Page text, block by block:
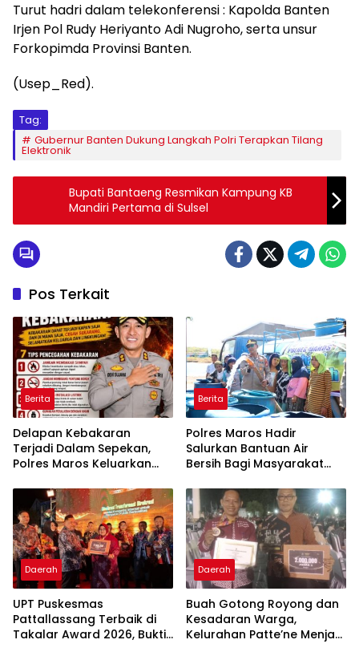
Turut hadri dalam telekonferensi : Kapolda Banten
Irjen Pol Rudy Heriyanto Adi Nugroho, serta unsur
Forkopimda Provinsi Banten.
(Usep_Red).
Tag:
Gubernur Banten Dukung Langkah Polri Terapkan Tilang
Elektronik
Bupati Bantaeng Resmikan Kampung KB
Mandiri Pertama di Sulsel
Pos Terkait
Berita
Delapan Kebakaran
Terjadi Dalam Sepekan,
Polres Maros Keluarkan
Masyarakat
Berita
Polres Maros Hadir
Salurkan Bantuan Air
Bersih Bagi Masyarakat
Di Maros
Daerah
UPT Puskesmas
Pattallassang Terbaik di
Takalar Award 2026, Bukti
Daerah
Buah Gotong Royong dan
Kesadaran Warga,
Kelurahan Patte’ne Menjadi